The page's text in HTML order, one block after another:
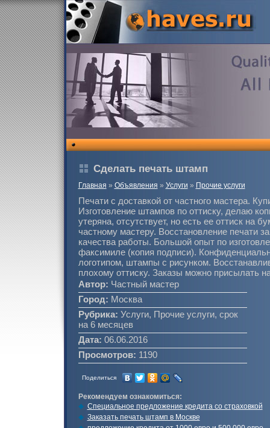
Сделать печать штамп
Главная » Объявления » Услуги » Прочие услуги
Печати с доставкой от частного мастера.
Изготовление штампов по оттиску, делаю
утеряна, отсутствует, но есть ее оттиск на
частному мастеру. Восстановление печати
качества работы. Большой опыт по
факсимиле (копия подписи).
логотипом, штампы с рисунком.
плохому оттиску. Заказы можно присылать
Автор: Частный мастер
Город: Москва
Рубрика: Услуги, Прочие услуги, срок
на 6 месяцев
Дата: 06.06.2016
Просмотров: 1190
Поделиться
Рекомендуем ознакомиться:
Специальное предложение кредита со страховкой
Заказать печать штамп в Москве